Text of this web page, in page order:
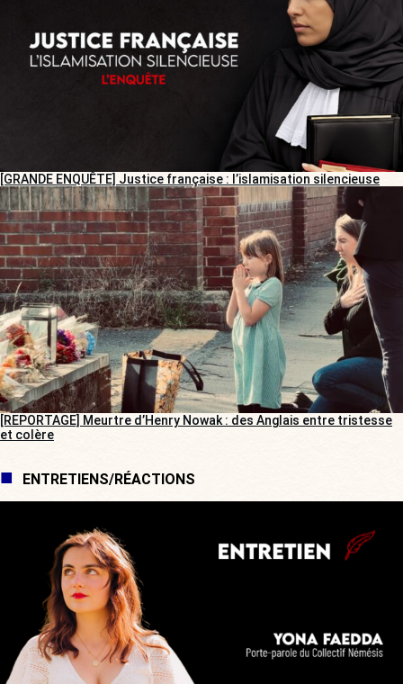
[GRANDE ENQUÊTE] Justice française : l’islamisation silencieuse
[REPORTAGE] Meurtre d’Henry Nowak : des Anglais entre tristesse
et colère
ENTRETIENS/RÉACTIONS